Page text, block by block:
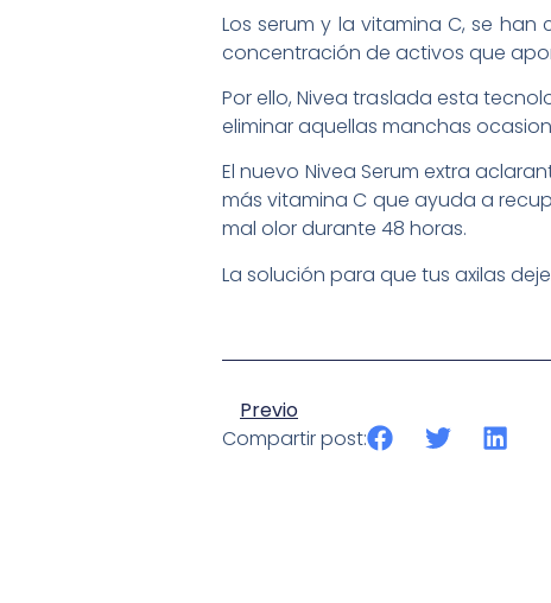
Los serum y la vitamina C, se
concentración de activos que
Por ello, Nivea traslada esta
eliminar aquellas manchas
El nuevo Nivea Serum extra
más vitamina C que ayuda a
mal olor durante 48 horas.
La solución para que tus axilas
Previo
Compartir post: